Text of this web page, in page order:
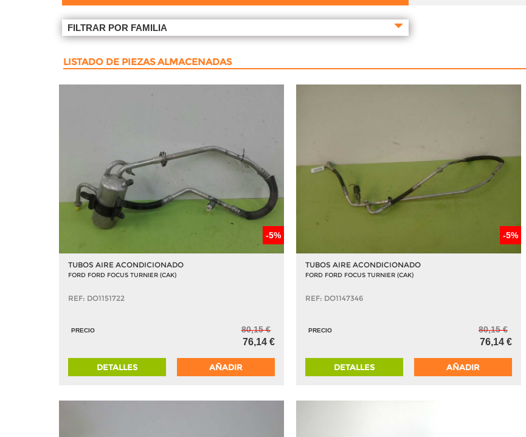
FILTRAR POR FAMILIA
LISTADO DE PIEZAS ALMACENADAS
-5%
TUBOS AIRE ACONDICIONADO
FORD FORD FOCUS TURNIER (CAK)
REF: DO1151722
PRECIO 80,15 €
76,14 €
DETALLES AÑADIR
-5%
TUBOS AIRE ACONDICIONADO
FORD FORD FOCUS TURNIER (CAK)
REF: DO1147346
PRECIO 80,15 €
76,14 €
DETALLES AÑADIR